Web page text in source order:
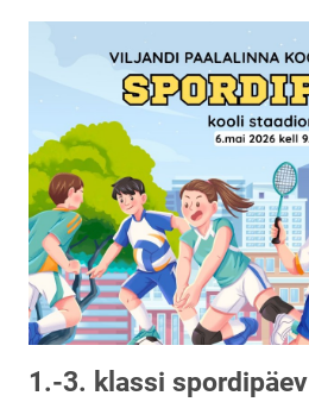
1.-3. klassi spordipäev